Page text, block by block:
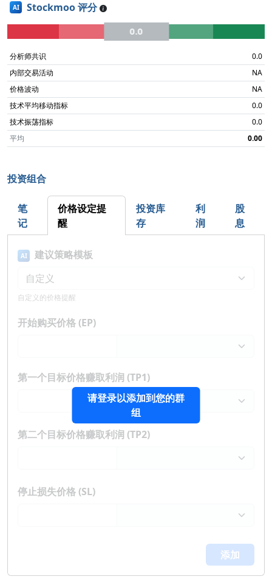
AI Stockmoo 评分
0.0
分析师共识
0.0
内部交易活动
NA
价格波动
NA
技术平均移动指标
0.0
技术振荡指标
0.0
平均
0.00
投资组合
笔
记
价格设定提
醒
投资库
存
利
润
股
息
请登录以添加到您的群
组
AI 建议策略模板
自定义的价格提醒
开始购买价格 (EP)
第一个目标价格赚取利润 (TP1)
第二个目标价格赚取利润 (TP2)
停止损失价格 (SL)
添加